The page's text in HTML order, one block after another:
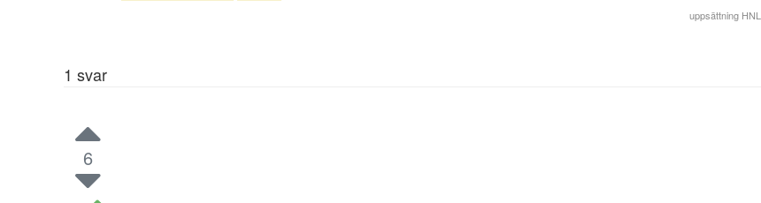
uppsättning HNL
1 svar
6